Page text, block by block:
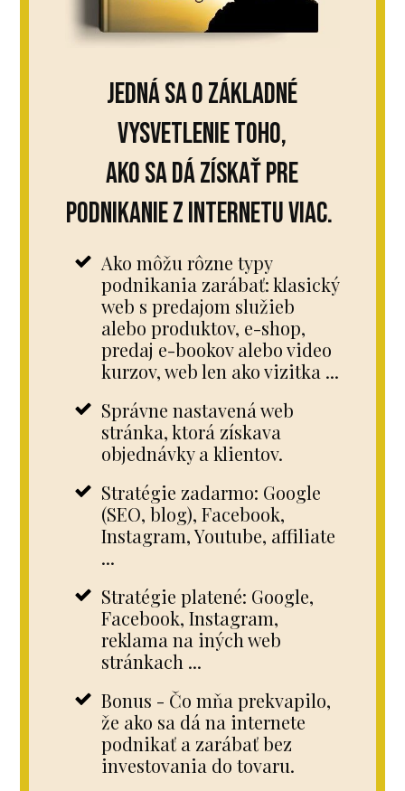
Jedná sa o základné
vysvetlenie toho,
ako sa dá získať pre
podnikanie z internetu viac.
Ako môžu rôzne typy
podnikania zarábať: klasický
web s predajom služieb
alebo produktov, e-shop,
predaj e-bookov alebo video
kurzov, web len ako vizitka ...
Správne nastavená web
stránka, ktorá získava
objednávky a klientov.
Stratégie zadarmo: Google
(SEO, blog), Facebook,
Instagram, Youtube, affiliate
...
Stratégie platené: Google,
Facebook, Instagram,
reklama na iných web
stránkach ...
Bonus - Čo mňa prekvapilo,
že ako sa dá na internete
podnikať a zarábať bez
investovania do tovaru.